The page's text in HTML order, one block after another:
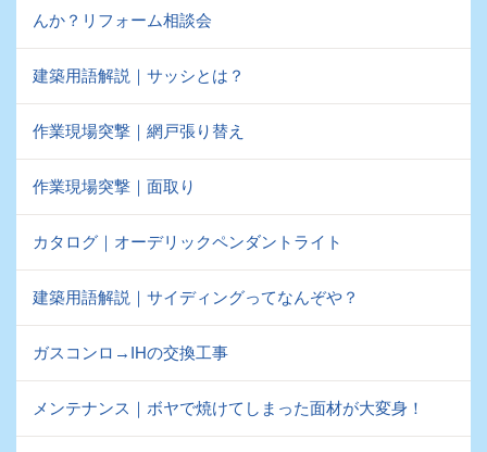
んか？リフォーム相談会
建築用語解説｜サッシとは？
作業現場突撃｜網戸張り替え
作業現場突撃｜面取り
カタログ｜オーデリックペンダントライト
建築用語解説｜サイディングってなんぞや？
ガスコンロ→IHの交換工事
メンテナンス｜ボヤで焼けてしまった面材が大変身！